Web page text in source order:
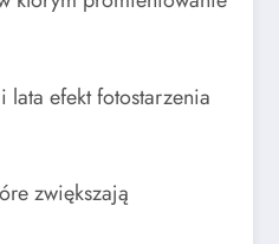
efekt fotostarzenia
zwiększają